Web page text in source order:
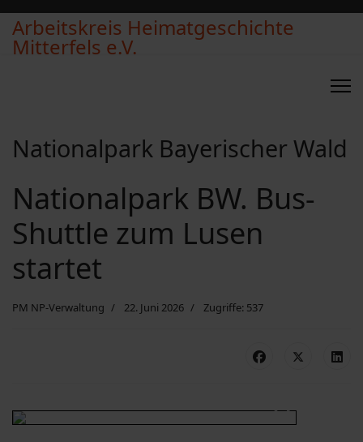
Arbeitskreis Heimatgeschichte
Mitterfels e.V.
Nationalpark Bayerischer Wald
Nationalpark BW. Bus-
Shuttle zum Lusen
startet
PM NP-Verwaltung 22. Juni 2026 Zugriffe: 537